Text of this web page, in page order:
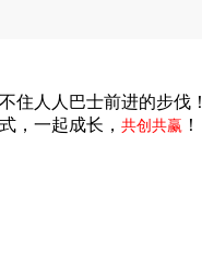
住人人巴士前进的步
，一起成长， 共创共赢 ！